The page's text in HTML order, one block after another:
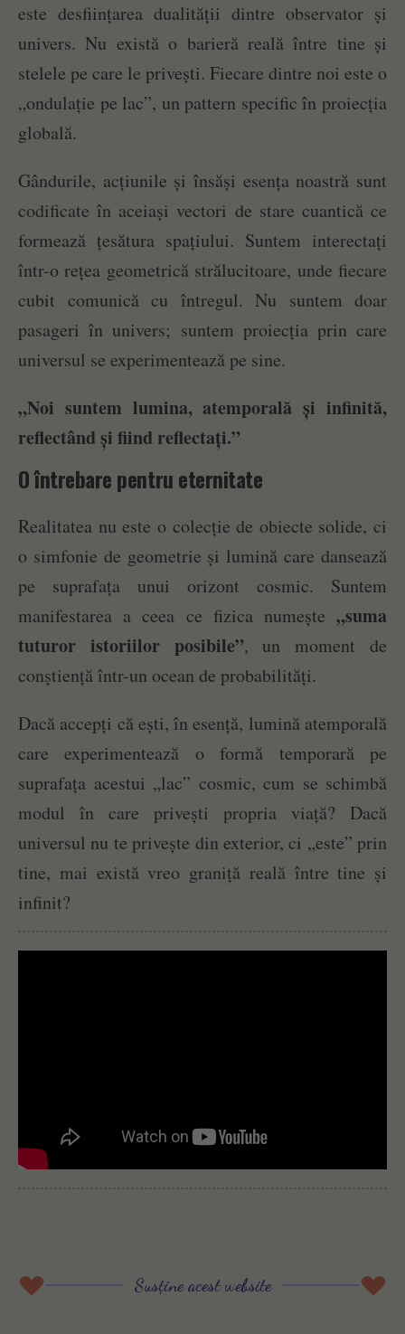
este desființarea dualității dintre observator și
univers. Nu există o barieră reală între tine și
stelele pe care le privești. Fiecare dintre noi este o
„ondulație pe lac”, un pattern specific în proiecția
globală.
Gândurile, acțiunile și însăși esența noastră sunt
codificate în aceiași vectori de stare cuantică ce
formează țesătura spațiului. Suntem interectați
într-o rețea geometrică strălucitoare, unde fiecare
cubit comunică cu întregul. Nu suntem doar
pasageri în univers; suntem proiecția prin care
universul se experimentează pe sine.
„Noi suntem lumina, atemporală și infinită,
reflectând și fiind reflectați.”
O întrebare pentru eternitate
Realitatea nu este o colecție de obiecte solide, ci
o simfonie de geometrie și lumină care dansează
pe suprafața unui orizont cosmic. Suntem
manifestarea a ceea ce fizica numește „suma
tuturor istoriilor posibile”, un moment de
conștiență într-un ocean de probabilități.
Dacă accepți că ești, în esență, lumină atemporală
care experimentează o formă temporară pe
suprafața acestui „lac” cosmic, cum se schimbă
modul în care privești propria viață? Dacă
universul nu te privește din exterior, ci „este” prin
tine, mai există vreo graniță reală între tine și
infinit?
Susține acest website